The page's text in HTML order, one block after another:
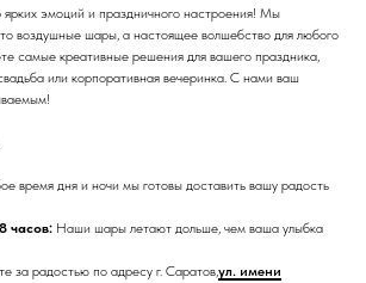
эмоций и праздничного настроения! Мы
воздушные шары, а настоящее волшебство для любого
самые креативные решения для вашего праздника,
или корпоративная вечеринка. С нами ваш
время дня и ночи мы готовы доставить вашу радость
часов: Наши шары летают дольше, чем ваша улыбка
за радостью по адресу г. Саратов,ул. имени